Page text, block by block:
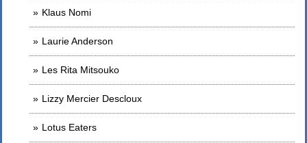
Klaus Nomi
Laurie Anderson
Les Rita Mitsouko
Lizzy Mercier Descloux
Lotus Eaters